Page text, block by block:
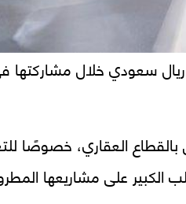
بالقطاع العقاري،
الكبير على مشاريعها